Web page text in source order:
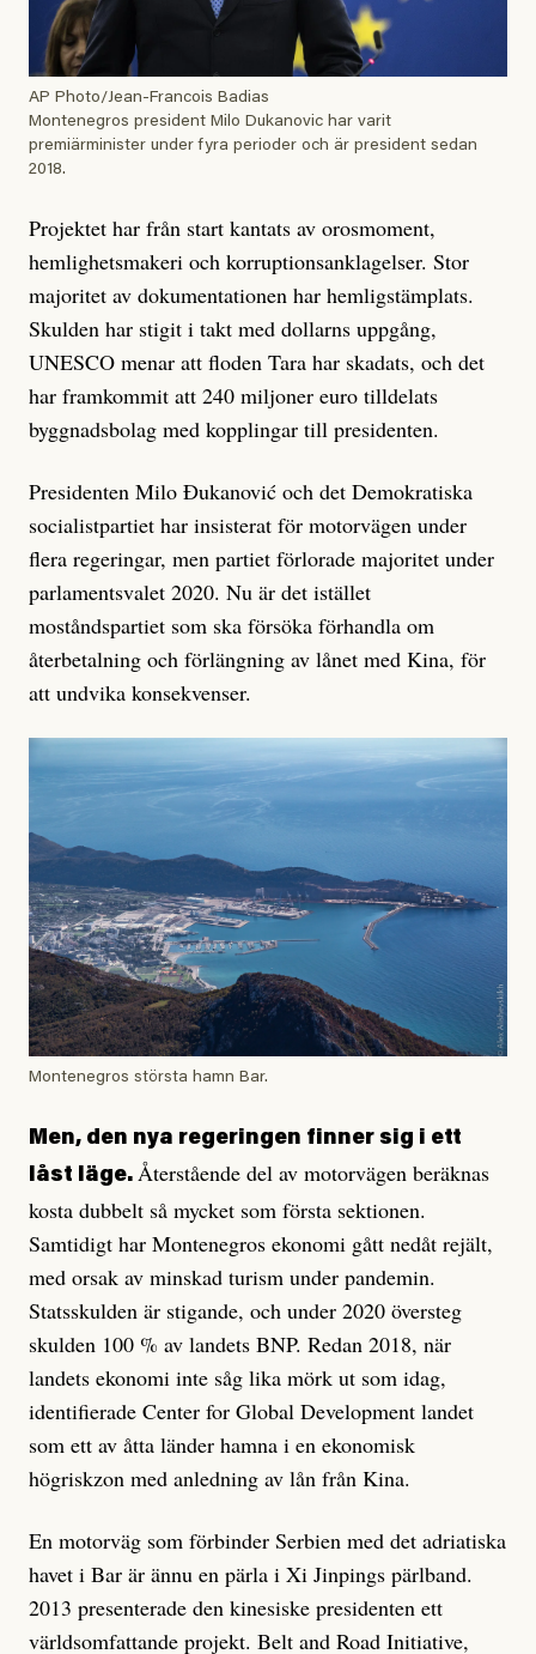
AP Photo/Jean-Francois Badias
Montenegros president Milo Dukanovic har varit
premiärminister under fyra perioder och är president sedan
2018.
Projektet har från start kantats av orosmoment,
hemlighetsmakeri och korruptionsanklagelser. Stor
majoritet av dokumentationen har hemligstämplats.
Skulden har stigit i takt med dollarns uppgång,
UNESCO menar att floden Tara har skadats, och det
har framkommit att 240 miljoner euro tilldelats
byggnadsbolag med kopplingar till presidenten.
Presidenten Milo Đukanović och det Demokratiska
socialistpartiet har insisterat för motorvägen under
flera regeringar, men partiet förlorade majoritet under
parlamentsvalet 2020. Nu är det istället
moståndspartiet som ska försöka förhandla om
återbetalning och förlängning av lånet med Kina, för
att undvika konsekvenser.
Montenegros största hamn Bar.
Men, den nya regeringen finner sig i ett
låst läge. Återstående del av motorvägen beräknas
kosta dubbelt så mycket som första sektionen.
Samtidigt har Montenegros ekonomi gått nedåt rejält,
med orsak av minskad turism under pandemin.
Statsskulden är stigande, och under 2020 översteg
skulden 100 % av landets BNP. Redan 2018, när
landets ekonomi inte såg lika mörk ut som idag,
identifierade Center for Global Development landet
som ett av åtta länder hamna i en ekonomisk
högriskzon med anledning av lån från Kina.
En motorväg som förbinder Serbien med det adriatiska
havet i Bar är ännu en pärla i Xi Jinpings pärlband.
2013 presenterade den kinesiske presidenten ett
världsomfattande projekt. Belt and Road Initiative,